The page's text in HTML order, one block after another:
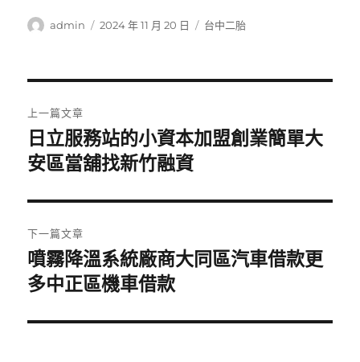
作
admin
發
2024 年 11 月 20 日
分
台中二胎
章
導
覽
上一篇文章
上
一
文
章:
日立服務站的小資本加盟創業簡單大
安區當舖找新竹融資
下一篇文章
下
一
文
噴霧降溫系統廠商大同區汽車借款更
多中正區機車借款